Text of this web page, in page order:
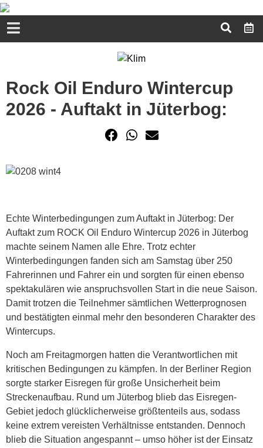
Rock Oil Enduro Wintercup
2026 - Auftakt in Jüterbog:
Echte Winterbedingungen zum Auftakt in Jüterbog: Der
Auftakt zum ROCK Oil Enduro Wintercup 2026 in Jüterbog
machte seinem Namen alle Ehre. Trotz echter
Winterbedingungen fanden sich am Samstag über 250
Fahrerinnen und Fahrer ein und sorgten für einen ebenso
spektakulären wie anspruchsvollen Start in die neue Saison.
Damit trotzen die Teilnehmer sämtlichen Wetterprognosen
und bestätigten einmal mehr den besonderen Charakter des
Wintercups.
Noch am Freitagmorgen hatten die Verantwortlichen mit
kritischen Bedingungen zu kämpfen. In der Berliner Region
sorgte starker Eisregen für große Unsicherheit beim
Streckenaufbau. Rund um Jüterbog blieb das Eisregen-
Gebiet jedoch glücklicherweise größtenteils aus, sodass
keine extrem vereisten Verhältnisse entstanden. Dennoch
blieb die Situation angespannt – umso höher ist der Einsatz